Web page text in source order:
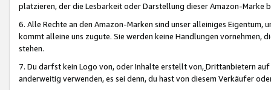
platzieren, der die Lesbarkeit oder Darstellung dieser Amazon-Marke
6. Alle Rechte an den Amazon-Marken sind unser alleiniges
kommt alleine uns zugute. Sie werden keine Handlungen vornehmen,
stehen.
7. Du darfst kein Logo von, oder Inhalte erstellt von,Drittanbietern auf
anderweitig verwenden, es sei denn, du hast von diesem Verkäufer